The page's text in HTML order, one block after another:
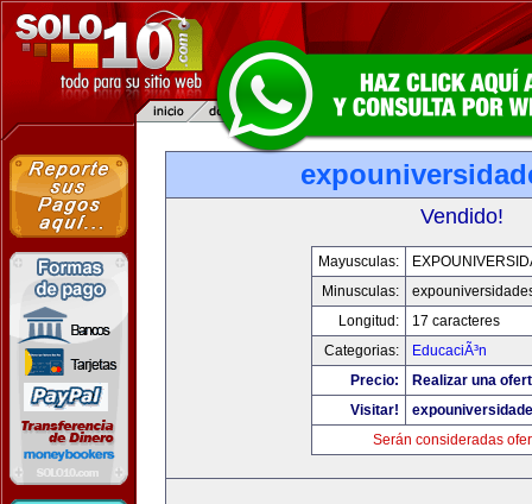
Vendido!
Mayusculas:
Minusculas:
Longitud:
17 caracteres
Categorias:
EducaciÃ³n
Precio:
Realizar una
Visitar!
Serán consideradas